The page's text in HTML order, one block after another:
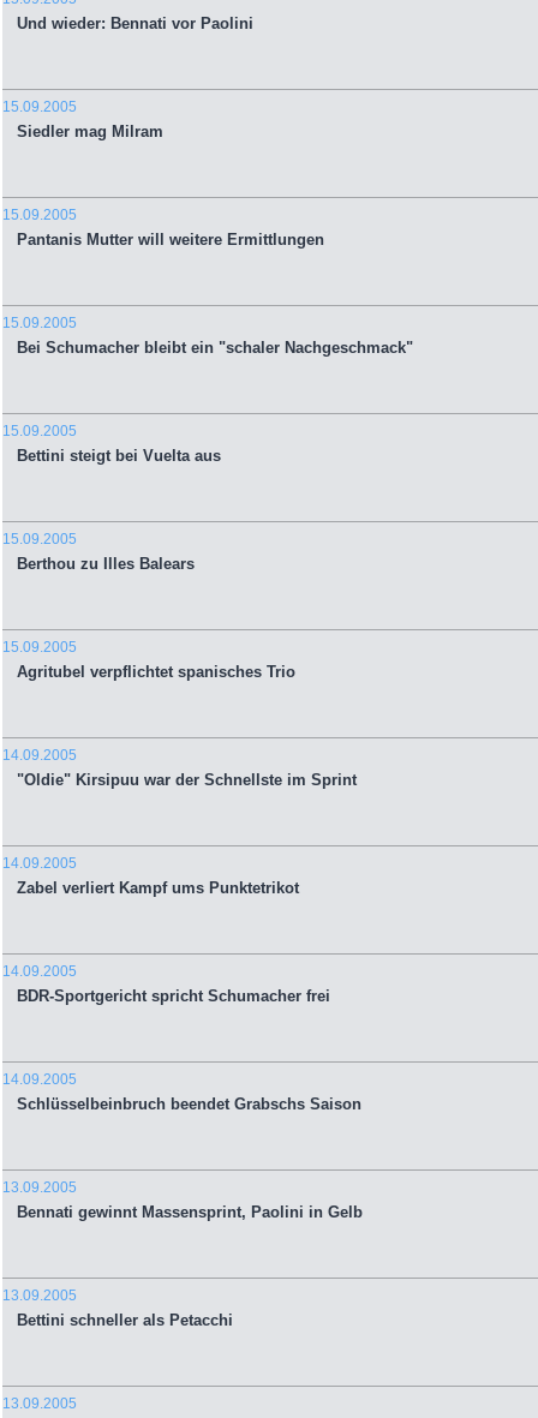
Und wieder: Bennati vor Paolini
15.09.2005
Siedler mag Milram
15.09.2005
Pantanis Mutter will weitere Ermittlungen
15.09.2005
Bei Schumacher bleibt ein "schaler Nachgeschmack"
15.09.2005
Bettini steigt bei Vuelta aus
15.09.2005
Berthou zu Illes Balears
15.09.2005
Agritubel verpflichtet spanisches Trio
14.09.2005
"Oldie" Kirsipuu war der Schnellste im Sprint
14.09.2005
Zabel verliert Kampf ums Punktetrikot
14.09.2005
BDR-Sportgericht spricht Schumacher frei
14.09.2005
Schlüsselbeinbruch beendet Grabschs Saison
13.09.2005
Bennati gewinnt Massensprint, Paolini in Gelb
13.09.2005
Bettini schneller als Petacchi
13.09.2005